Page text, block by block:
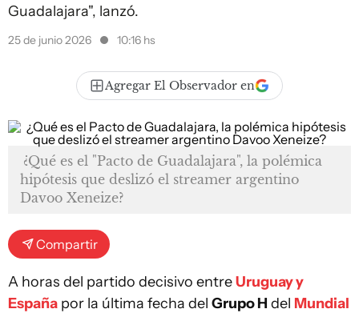
Guadalajara", lanzó.
25 de junio 2026 10:16 hs
Agregar El Observador en
¿Qué es el "Pacto de Guadalajara", la polémica
hipótesis que deslizó el streamer argentino
Davoo Xeneize?
Compartir
A horas del partido decisivo entreUruguay y
España por la última fecha del Grupo H del Mundial